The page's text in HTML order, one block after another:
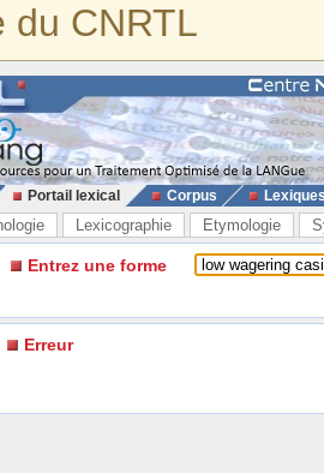
du CNRTL
Portail lexical Corpus
Lexicographie Etymologie
Entrez une forme
Erreur